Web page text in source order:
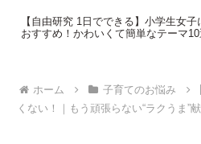
【自由研究 1日でできる】小学生女子
おすすめ！かわいくて簡単なテーマ10
ホーム 子育てのお悩み
くない！｜もう頑張らない“ラクうま”